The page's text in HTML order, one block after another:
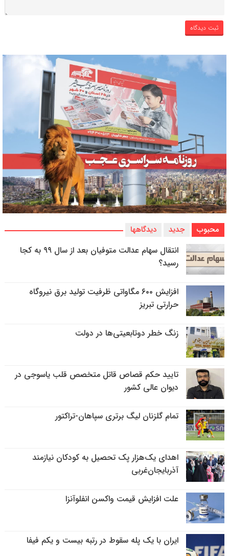
محبوب جدید دیدگاهها
انتقال سهام عدالت متوفیان بعد از سال ۹۹ به کجا
رسید؟
افزایش ۶۰۰ مگاواتی ظرفیت تولید برق نیروگاه
حرارتی تبریز
زنگ خطر دوتابعیتی‌ها در دولت
تایید حکم قصاص قاتل متخصص قلب یاسوجی در
دیوان عالی کشور
تمام گلزنان لیگ‌ برتری سپاهان-تراکتور
اهدای یک‌هزار پک تحصیل به کودکان نیازمند
آذربایجان‌غربی
علت افزایش قیمت واکسن انفلوآنزا
ایران با یک پله سقوط در رتبه بیست و یکم فیفا